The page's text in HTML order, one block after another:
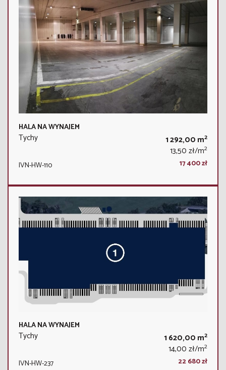
HALA NA WYNAJEM
Tychy 1 292,00 m2
13,50 zł/m2
IVN-HW-110 17 400 zł
HALA NA WYNAJEM
Tychy 1 620,00 m2
14,00 zł/m2
IVN-HW-237 22 680 zł